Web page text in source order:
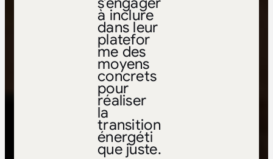
à inclure
dans leur
platefor
me des
moyens
concrets
pour
réaliser
la
transition
énergéti
que juste.